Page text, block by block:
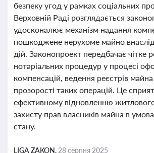
безпеку угод у рамках соціальних
Верховній Раді розглядається
удосконалює механізм надання
пошкоджене нерухоме майно
дій. Законопроект передбачає чітке
нотаріальних процедур у процесі
компенсацій, ведення реєстрів
прозорості таких операцій. Це
ефективному відновленню
захисту прав власників майна в
стану.
LIGA ZAKON, 28 серпня 2025